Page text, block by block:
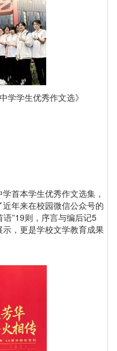
学学生优秀作文选》
首本学生优秀作文选集，
年来在校园微信公众号的
”19则，序言与编后记5
，更是学校文学教育成果